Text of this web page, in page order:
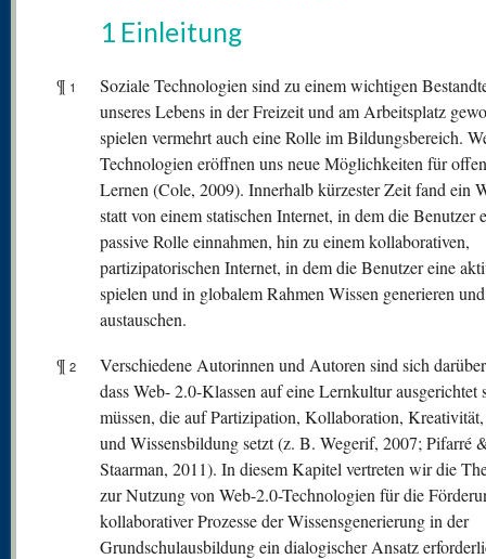
1 Einleitung
¶ 1
Soziale Technologien sind zu einem wichtigen
unseres Lebens in der Freizeit und am Arbeitsplatz
spielen vermehrt auch eine Rolle im Bildungsbereich.
Technologien eröffnen uns neue Möglichkeiten für
Lernen (Cole, 2009). Innerhalb kürzester Zeit fand ein
statt von einem statischen Internet, in dem die Benutzer
passive Rolle einnahmen, hin zu einem kollaborativen,
partizipatorischen Internet, in dem die Benutzer eine
spielen und in globalem Rahmen Wissen generieren und
austauschen.
¶ 2
Verschiedene Autorinnen und Autoren sind sich
dass Web- 2.0-Klassen auf eine Lernkultur ausgerichtet
müssen, die auf Partizipation, Kollaboration,
und Wissensbildung setzt (z. B. Wegerif, 2007; Pifarré
Staarman, 2011). In diesem Kapitel vertreten wir die
zur Nutzung von Web-2.0-Technologien für die
kollaborativer Prozesse der Wissensgenerierung in der
Grundschulausbildung ein dialogischer Ansatz